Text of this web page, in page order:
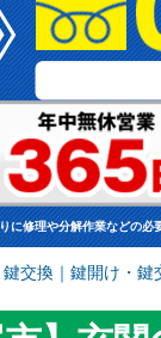
に修理や分解作業などの必
交換｜鍵開け・鍵